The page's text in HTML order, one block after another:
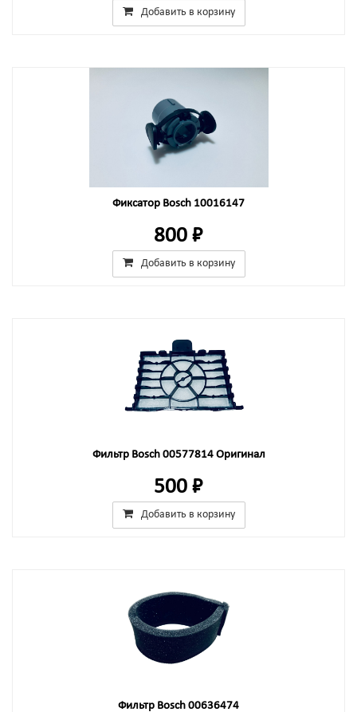
Добавить в корзину
Фиксатор Bosch 10016147
800 ₽
Добавить в корзину
Фильтр Bosch 00577814 Оригинал
500 ₽
Добавить в корзину
Фильтр Bosch 00636474